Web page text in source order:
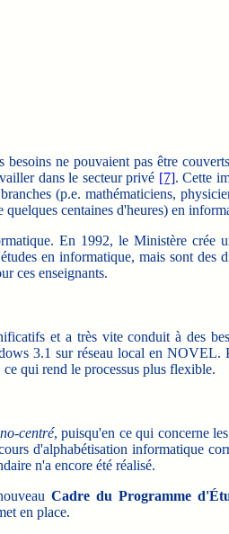
besoins ne pouvaient pas être
dans le secteur privé [7]. Cette
(p.e. mathématiciens,
centaines d'heures) en
En 1992, le Ministère crée
en informatique, mais sont des
ces enseignants.
et a très vite conduit à des
3.1 sur réseau local en NOVEL.
qui rend le processus plus flexible.
centré, puisqu'en ce qui concerne
d'alphabétisation informatique
n'a encore été réalisé.
Cadre du Programme
en place.